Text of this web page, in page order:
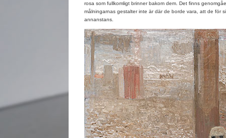
rosa som fullkomligt brinner bakom dem. Det finns
målningarnas gestalter inte är där de borde vara, att de för
annanstans.